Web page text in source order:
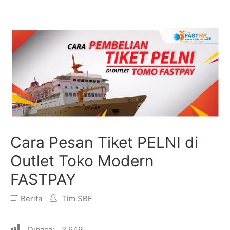
Cara Pesan Tiket PELNI di
Outlet Toko Modern
FASTPAY
Berita Tim SBF